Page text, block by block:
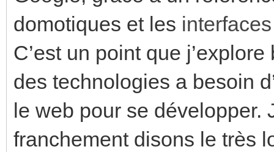
domotiques et les
C’est un point que
des technologies a besoin
le web pour se développer.
franchement disons le très